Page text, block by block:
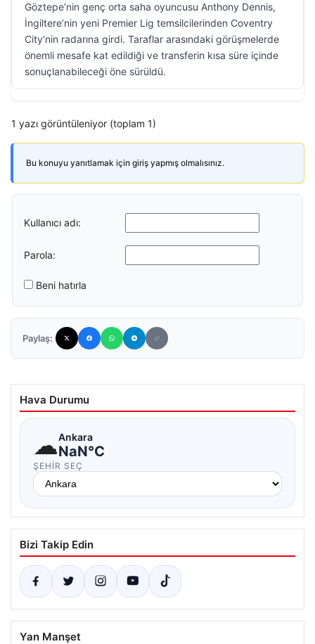
Göztepe’nin genç orta saha oyuncusu Anthony Dennis,
İngiltere’nin yeni Premier Lig temsilcilerinden Coventry
City’nin radarına girdi. Taraflar arasındaki görüşmelerde
önemli mesafe kat edildiği ve transferin kısa süre içinde
sonuçlanabileceği öne sürüldü.
1 yazı görüntüleniyor (toplam 1)
Bu konuyu yanıtlamak için giriş yapmış olmalısınız.
Kullanıcı adı:
Parola:
Beni hatırla
Paylaş:
Hava Durumu
☁Ankara
NaN°C
ŞEHIR SEÇ
Bizi Takip Edin
Yan Manşet